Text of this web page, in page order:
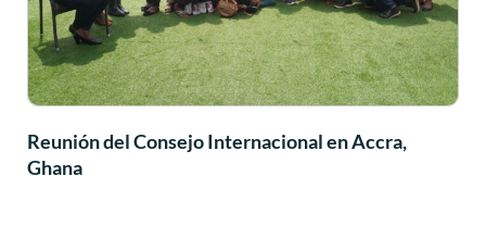
Reunión del Consejo Internacional en Accra,
Ghana